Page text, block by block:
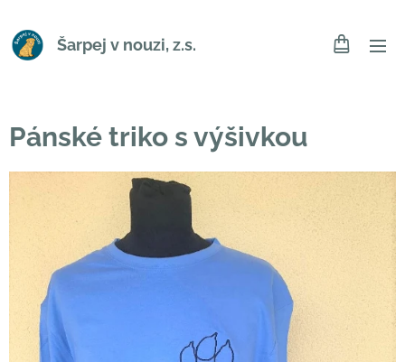
Šarpej v nouzi, z.s.
Pánské triko s výšivkou